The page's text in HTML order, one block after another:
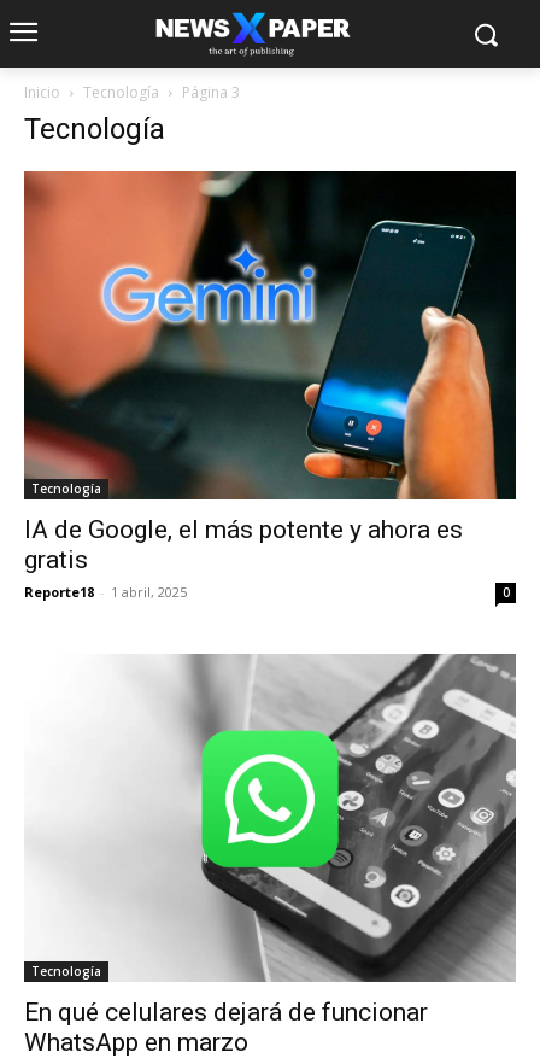
Inicio Tecnología Página 3
Tecnología
Tecnología
IA de Google, el más potente y ahora es
gratis
Reporte18 - 1 abril, 2025 0
Tecnología
En qué celulares dejará de funcionar
WhatsApp en marzo